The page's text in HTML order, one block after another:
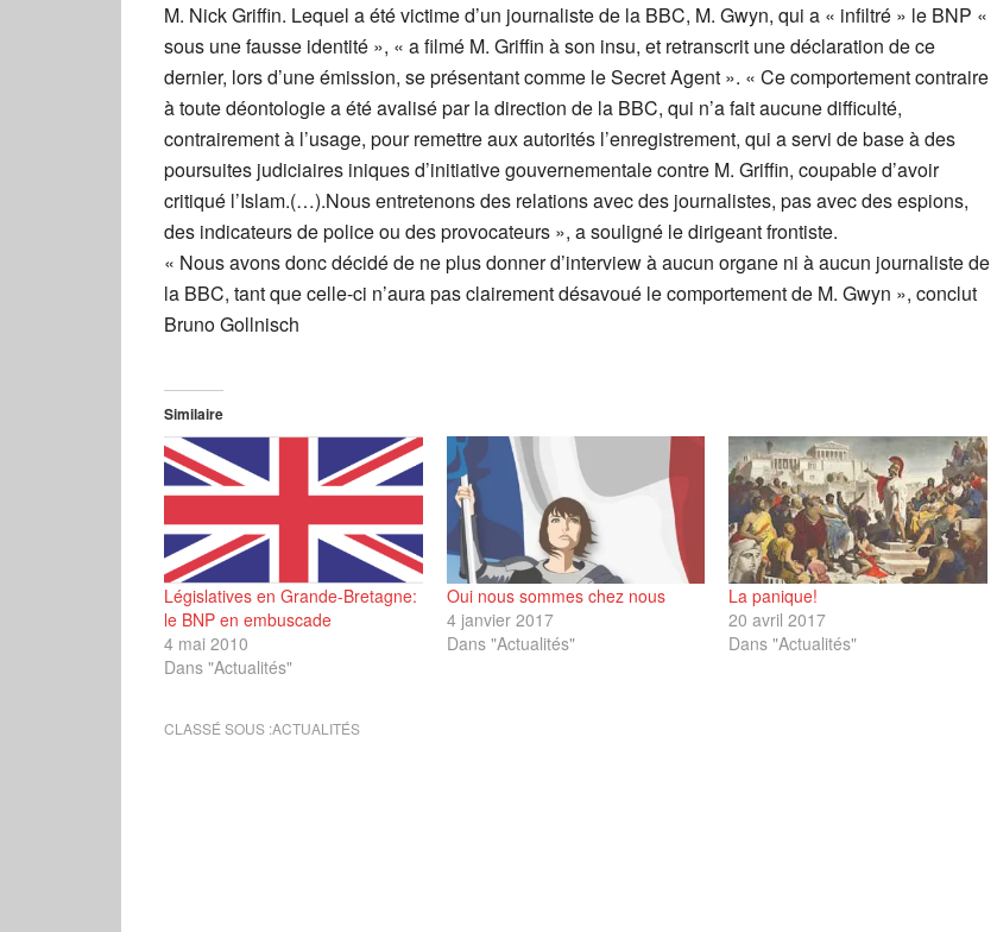
M. Nick Griffin. Lequel a été victime d’un journaliste de la BBC, M. Gwyn, qui a « infiltré » le BNP «
sous une fausse identité », « a filmé M. Griffin à son insu, et retranscrit une déclaration de ce
dernier, lors d’une émission, se présentant comme le Secret Agent ». « Ce comportement contraire
à toute déontologie a été avalisé par la direction de la BBC, qui n’a fait aucune difficulté,
contrairement à l’usage, pour remettre aux autorités l’enregistrement, qui a servi de base à des
poursuites judiciaires iniques d’initiative gouvernementale contre M. Griffin, coupable d’avoir
critiqué l’Islam.(…).Nous entretenons des relations avec des journalistes, pas avec des espions,
des indicateurs de police ou des provocateurs », a souligné le dirigeant frontiste.
« Nous avons donc décidé de ne plus donner d’interview à aucun organe ni à aucun journaliste de
la BBC, tant que celle-ci n’aura pas clairement désavoué le comportement de M. Gwyn », conclut
Bruno Gollnisch
Similaire
Législatives en Grande-Bretagne:
le BNP en embuscade
4 mai 2010
Dans "Actualités"
Oui nous sommes chez nous
4 janvier 2017
Dans "Actualités"
La panique!
20 avril 2017
Dans "Actualités"
CLASSÉ SOUS :ACTUALITÉS